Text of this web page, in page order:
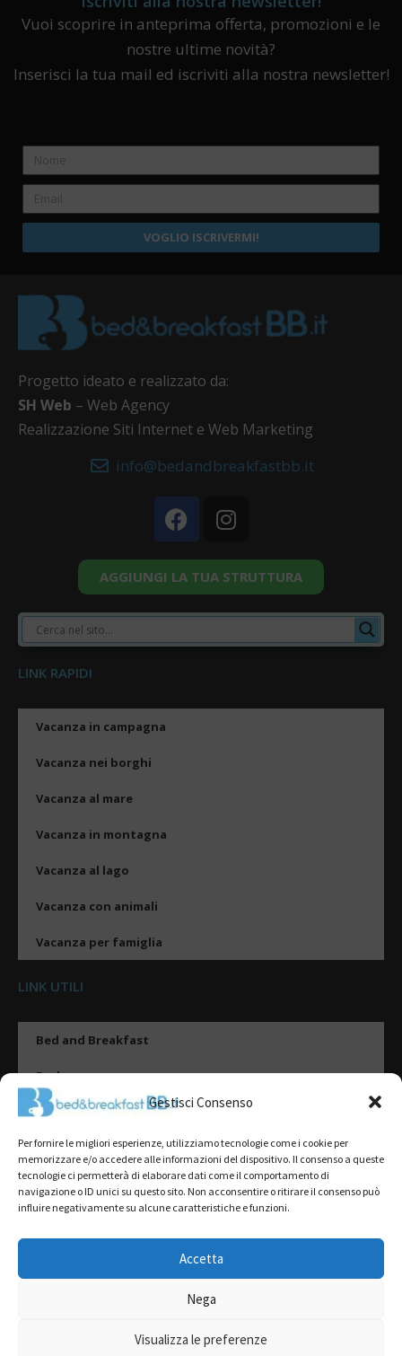
Gestisci Consenso
Per fornire le migliori esperienze, utilizziamo tecnologie come i cookie per
memorizzare e/o accedere alle informazioni del dispositivo. Il consenso a queste
tecnologie ci permetterà di elaborare dati come il comportamento di
navigazione o ID unici su questo sito. Non acconsentire o ritirare il consenso può
influire negativamente su alcune caratteristiche e funzioni.
Accetta
Nega
Visualizza le preferenze
Vuoi scoprire in anteprima offerta, promozioni e le
nostre ultime novità?
Inserisci la tua mail ed iscriviti alla nostra newsletter!
VOGLIO ISCRIVERMI!
Progetto ideato e realizzato da:
SH Web – Web Agency
Realizzazione Siti Internet e Web Marketing
info@bedandbreakfastbb.it
AGGIUNGI LA TUA STRUTTURA
LINK RAPIDI
Vacanza in campagna
Vacanza nei borghi
Vacanza al mare
Vacanza in montagna
Vacanza al lago
Vacanza con animali
Vacanza per famiglia
LINK UTILI
Bed and Breakfast
Esplora
Tipologie di alloggio
Destinazioni
Il mio account
2022@ All Rights Reserved | Tutti i contenuti ed i diritti sono riservati, è
L’accesso o l’utilizzo di questo sito è subordinato all’accettazione dei